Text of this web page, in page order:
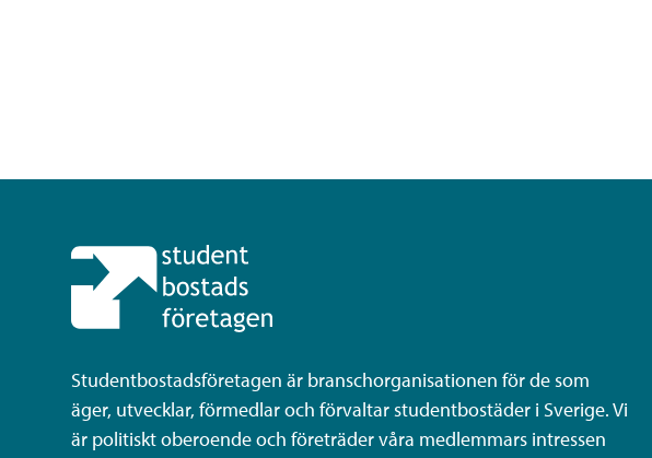
Studentbostadsföretagen är branschorganisationen för de som
äger, utvecklar, förmedlar och förvaltar studentbostäder i Sverige. Vi
är politiskt oberoende och företräder våra medlemmars intressen